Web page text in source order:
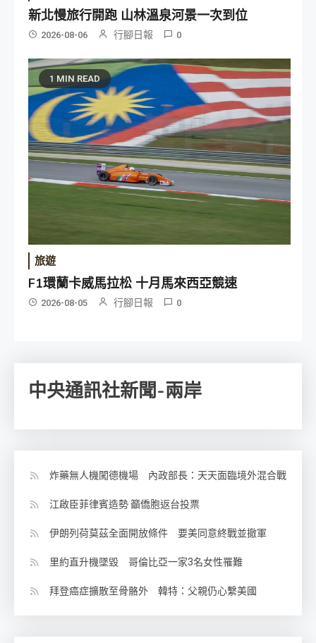
新北慢旅行開跑 山林溫泉河景一次到位
2026-08-06 行腳日報 0
1 MIN READ
旅遊
F1環蘭卡威馬拉松 十月馬來西亞競速
2026-08-05 行腳日報 0
中央通訊社新聞-兩岸
炸藥無人機闖德機場 內政部長：天天面臨境外混合戰
江啟臣菲律賓造勢 籲僑胞返台投票
伊朗列荷莫茲全面開放條件 要美同意終戰並撤軍
里約直升機墜毀 哥倫比亞一家3名女性罹難
拜登癌症擴散至骨骼外 韓特：父親仍心繫美國